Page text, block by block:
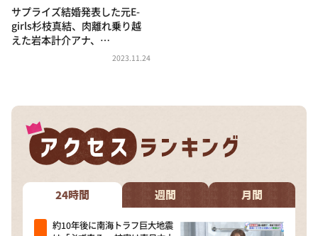
朝だ！生です旅サラダ
教えて！ニュースライブ 正義のミカタ
ザキ山小屋本館
ぺこぱのまるスポ
アナ回覧板
サプライズ結婚発表した元E-
girls杉枝真結、肉離れ乗り越
えた岩本計介アナ、…
2023.11.24
24時間 週間 月間
約10年後に南海トラフ巨大地震